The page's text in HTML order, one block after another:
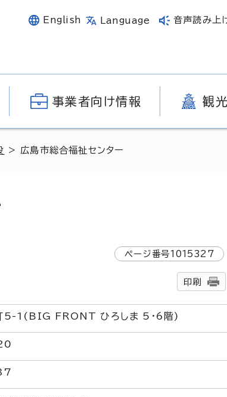
English Language 音声読み上
事業者向け情報 観
> 広島市総合福祉センター
ページ番号1015327
印刷
5-1(BIG FRONT ひろしま 5・6階)